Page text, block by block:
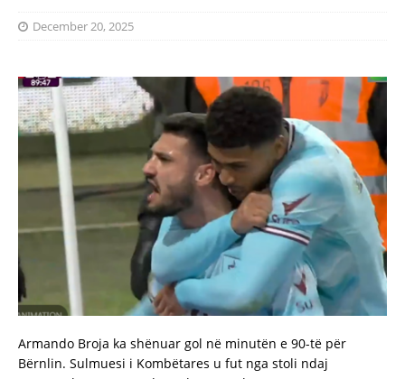
December 20, 2025
Armando Broja ka shënuar gol në minutën e 90-të për
Bërnlin. Sulmuesi i Kombëtares u fut nga stoli ndaj